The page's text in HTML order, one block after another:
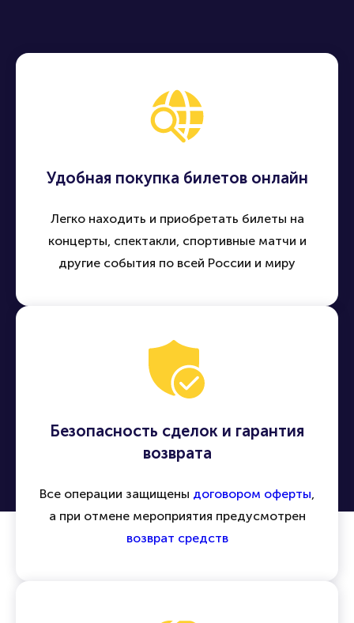
Удобная покупка билетов онлайн
Легко находить и приобретать билеты на
концерты, спектакли, спортивные матчи и
другие события по всей России и миру
Безопасность сделок и гарантия
возврата
Все операции защищены договором оферты,
а при отмене мероприятия предусмотрен
возврат средств